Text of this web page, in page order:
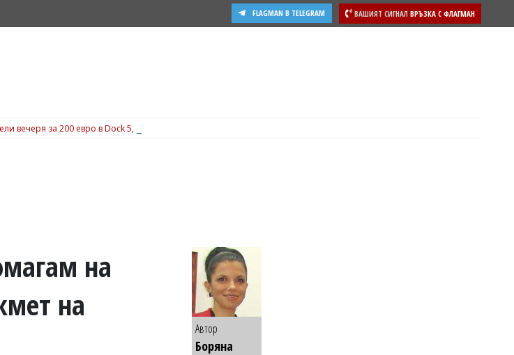
ВАШИЯТ СИГНАЛ ВРЪЗКА С ФЛАГМАН
FLAGMAN В TELEGRAM
вечеря за 200 евро в Dock 5, вижте подробности
на
на
Автор
Боряна